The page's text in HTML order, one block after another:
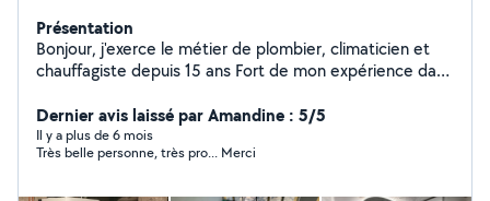
Présentation
Bonjour, j'exerce le métier de plombier, climaticien et
chauffagiste depuis 15 ans Fort de mon expérience dans
donner le meilleur de mes services afin de vous
satisfaire
Dernier avis laissé par Amandine : 5/5
Il y a plus de 6 mois
Très belle personne, très pro... Merci